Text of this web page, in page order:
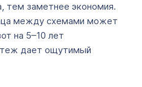
тем заметнее экономия.
между схемами может
на 5–10 лет
дает ощутимый